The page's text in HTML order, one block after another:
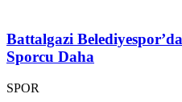
Battalgazi
Sporcu Daha
SPOR